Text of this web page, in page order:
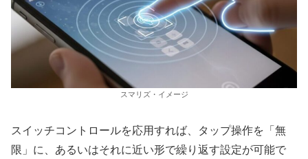
スマリズ・イメージ
スイッチコントロールを応用すれば、タップ操作を「無
限」に、あるいはそれに近い形で繰り返す設定が可能で